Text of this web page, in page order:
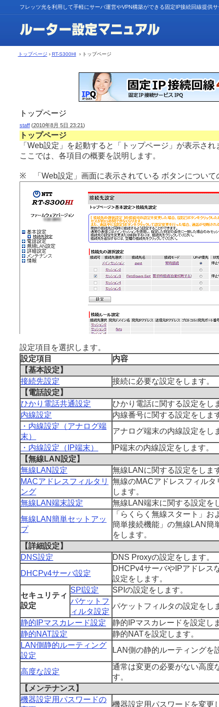
フレッツ光を利用して手軽にサーバ運営やVPN構築ができる固定IP接続回線提供
トップページ › RT-S300HI › トップページ
トップページ
staff (2010年8月 5日 23:21)
トップページ
「Web設定」を起動すると「トップページ」が表示され
ここでは、各項目の概要を説明します。
※ 「Web設定」画面に表示されている ボタンについて
設定項目を選択します。
設定項目
内容
【基本設定】
接続先設定
接続に必要な設定をします。
【電話設定】
ひかり電話共通設定
ひかり電話に関する設定をし
内線設定
内線番号に関する設定をしま
・内線設定（アナログ端
末）
アナログ端末の内線設定をし
・内線設定（IP端末）
IP端末の内線設定をします。
【無線LAN設定】
無線LAN設定
無線LANに関する設定をしま
MACアドレスフィルタリ
ング
無線のMACアドレスフィルタ
します。
無線LAN端末設定
無線LAN端末に関する設定を
無線LAN簡単セットアッ
プ
「らくらく無線スタート」お
簡単接続機能」の無線LAN簡
をします。
【詳細設定】
DNS設定
DNS Proxyの設定をします。
DHCPv4サーバ設定
DHCPv4サーバやIPアドレス
設定をします。
セキュリティ
設定
SPI設定
SPIの設定をします。
パケットフ
ィルタ設定
パケットフィルタの設定をし
静的IPマスカレード設定
静的IPマスカレードを設定し
静的NAT設定
静的NATを設定します。
LAN側静的ルーティング
設定
LAN側の静的ルーティングを
高度な設定
通常は変更の必要がない高度
す。
【メンテナンス】
機器設定用パスワードの
機器設定用パスワードを変更